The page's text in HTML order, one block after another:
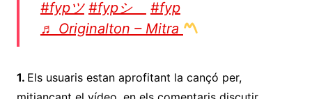
#fypツ #fypシ゚
#fyp
♬ Originalton – Mitra
1. Els usuaris estan aprofitant la cançó per,